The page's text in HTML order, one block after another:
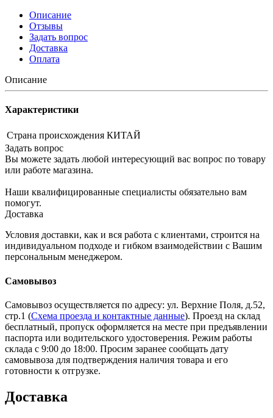
Описание
Отзывы
Задать вопрос
Доставка
Оплата
Описание
Характеристики
Страна происхождения КИТАЙ
Задать вопрос
Вы можете задать любой интересующий вас вопрос по товару
или работе магазина.
Наши квалифицированные специалисты обязательно вам
помогут.
Доставка
Условия доставки, как и вся работа с клиентами, строится на
индивидуальном подходе и гибком взаимодействии с Вашим
персональным менеджером.
Самовывоз
Самовывоз осуществляется по адресу: ул. Верхние Поля, д.52,
стр.1 (Схема проезда и контактные данные). Проезд на склад
бесплатный, пропуск оформляется на месте при предъявлении
паспорта или водительского удостоверения. Режим работы
склада с 9:00 до 18:00. Просим заранее сообщать дату
самовывоза для подтверждения наличия товара и его
готовности к отгрузке.
Доставка